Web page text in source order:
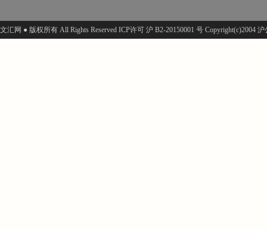
文汇网 ● 版权所有 All Rights Reserved ICP许可 沪 B2-20150001 号 Copyright(c)2004